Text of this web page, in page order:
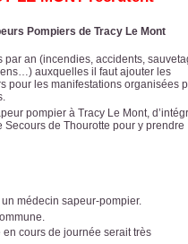
Pompiers de Tracy Le Mont
an (incendies, accidents,
auxquelles il faut ajouter les
pour les manifestations organisées
pompier à Tracy Le Mont,
Secours de Thourotte pour y prendre
médecin sapeur-pompier.
cours de journée serait très